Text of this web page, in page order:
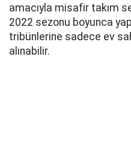
amacıyla misafir takım
2022 sezonu boyunca
tribünlerine sadece ev
alınabilir.